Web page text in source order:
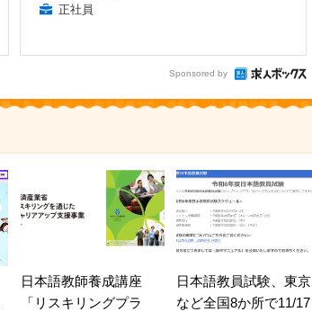
正社員
Sponsored by
日本語教師養成講座
「リスキリングプラ
日本語教員試験、東京
など全国8か所で11/17